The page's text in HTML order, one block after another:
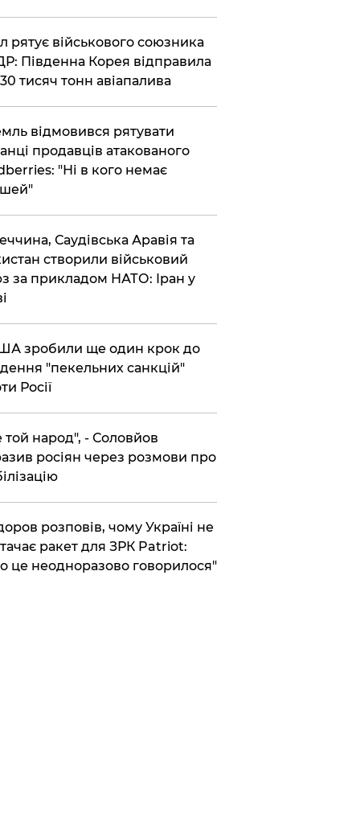
рятує військового союзника
Південна Корея відправила
тисяч тонн авіапалива
відмовився рятувати
продавців атакованого
"Ні в кого немає
Саудівська Аравія та
створили військовий
за прикладом НАТО: Іран у
зробили ще один крок до
"пекельних санкцій"
Росії
той народ", - Соловйов
росіян через розмови про
розповів, чому Україні не
ракет для ЗРК Patriot:
це неодноразово говорилося"